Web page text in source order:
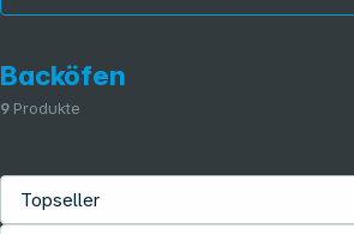
Backöfen
9 Produkte